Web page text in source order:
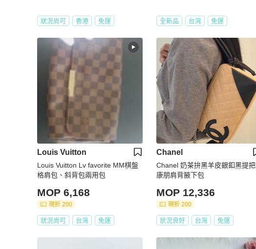
狀況尚可 香港 免運 全新品 台灣 免運
Louis Vuitton
Louis Vuitton Lv favorite MM棋盤
格肩包、斜背包兩用包
MOP 6,168
現折 200
狀況尚可 台灣 免運
Chanel
Chanel 奶茶拚黑羊皮銀釦黑提把
康朋肩背腋下包
MOP 12,336
現折 200
狀況良好 台灣 免運